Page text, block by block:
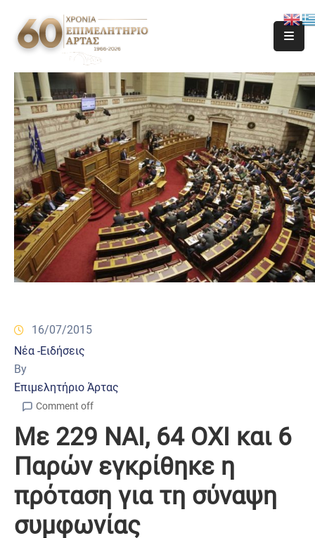
16/07/2015
Νέα -Ειδήσεις
By
Επιμελητήριο Άρτας
Comment off
Με 229 ΝΑΙ, 64 ΟΧΙ και 6
Παρών εγκρίθηκε η
πρόταση για τη σύναψη
συμφωνίας